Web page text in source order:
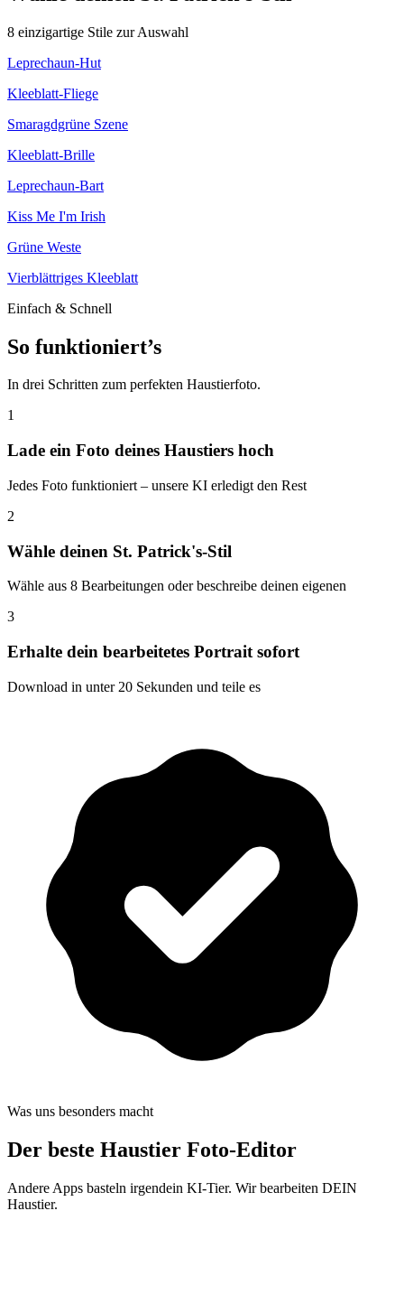
8 einzigartige Stile zur Auswahl
Leprechaun-Hut
Kleeblatt-Fliege
Smaragdgrüne Szene
Kleeblatt-Brille
Leprechaun-Bart
Kiss Me I'm Irish
Grüne Weste
Vierblättriges Kleeblatt
Einfach & Schnell
So funktioniert’s
In drei Schritten zum perfekten Haustierfoto.
1
Lade ein Foto deines Haustiers hoch
Jedes Foto funktioniert – unsere KI erledigt den Rest
2
Wähle deinen St. Patrick's-Stil
Wähle aus 8 Bearbeitungen oder beschreibe deinen eigenen
3
Erhalte dein bearbeitetes Portrait sofort
Download in unter 20 Sekunden und teile es
Was uns besonders macht
Der beste Haustier Foto-Editor
Andere Apps basteln irgendein KI-Tier. Wir bearbeiten DEIN
Haustier.